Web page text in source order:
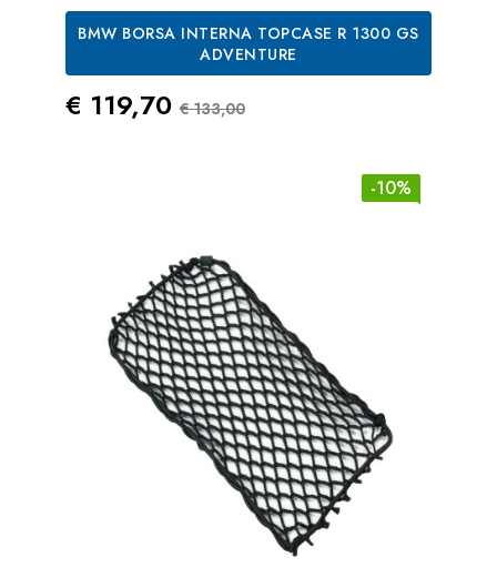
BMW BORSA INTERNA TOPCASE R 1300 GS
ADVENTURE
Prezzo
€ 119,70 Prezzo Standard
€ 133,00
-10%